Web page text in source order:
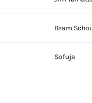
Bram
Sofuja